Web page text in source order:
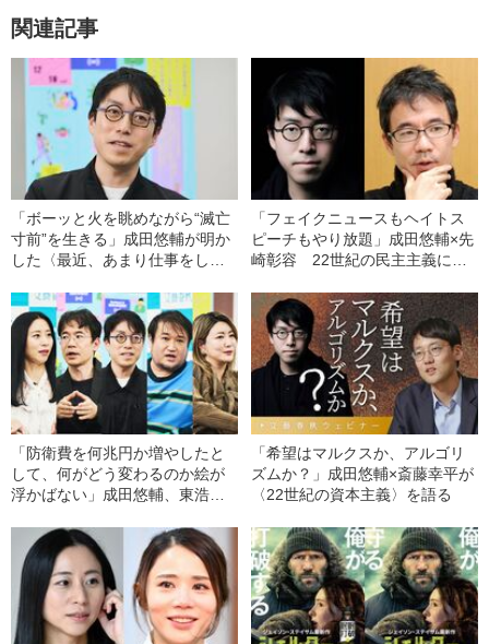
関連記事
「ボーッと火を眺めながら“滅亡
寸前”を生きる」成田悠輔が明か
した〈最近、あまり仕事をしな
「フェイクニュースもヘイトス
ピーチもやり放題」成田悠輔×先
崎彰容 22世紀の民主主義に希
「防衛費を何兆円か増やしたと
して、何がどう変わるのか絵が
浮かばない」成田悠輔、東浩
瑠麗が「日本の国防」について
激論！
「希望はマルクスか、アルゴリ
ズムか？」成田悠輔×斎藤幸平が
〈22世紀の資本主義〉を語る